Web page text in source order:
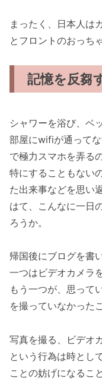
まったく、日本人は
とフロントのおっち
記憶を反芻
シャワーを浴び、ベ
部屋にwifiが通って
で極力スマホを弄る
特にすることもない
た出来事などを思い
はて、こんなに一日
ろうか。
帰国後にブログを書
一つはビデオカメラ
もう一つが、思って
を撮っていなかった
写真を撮る、ビデオ
という行為は時とし
ことの妨げになるこ